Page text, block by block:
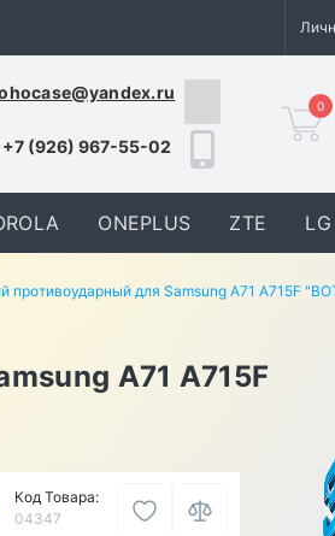
+7 (926) 967-55-02
0
ONEPLUS ZTE LG
для Samsung A71 A715F
A71 A715F
Код Товара:
04347